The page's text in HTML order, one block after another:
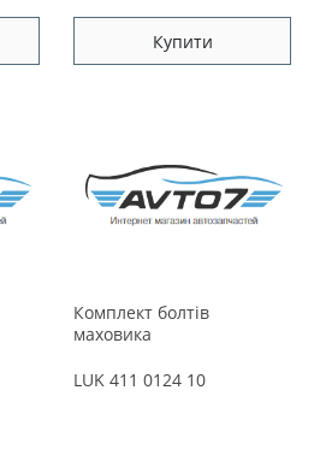
Купити
Комплект болтів
маховика
LUK 411 0124 10